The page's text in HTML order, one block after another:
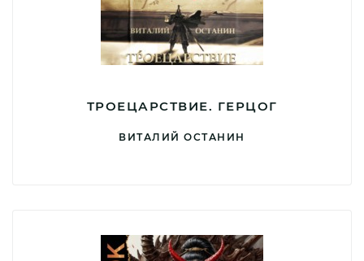
ТРОЕЦАРСТВИЕ. ГЕРЦОГ
ВИТАЛИЙ ОСТАНИН